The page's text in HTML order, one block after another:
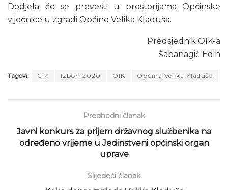
Dodjela će se provesti u prostorijama Općinske
vijećnice u zgradi Općine Velika Kladuša.
Predsjednik OIK-a
Šabanagić Edin
Tagovi: CIK Izbori 2020 OIK Općina Velika Kladuša
Predhodni članak
Javni konkurs za prijem državnog službenika na
određeno vrijeme u Jedinstveni općinski organ
uprave
Slijedeći članak